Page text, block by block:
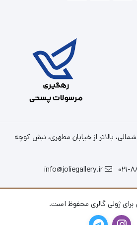
بالاتر از خیابان مطهری، نبش کوچه
021-
info@joliegallery.ir
ژولی گالری محفوظ است.